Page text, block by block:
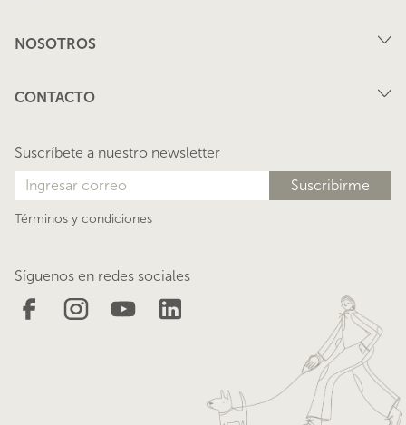
Nosotros
Blog
NOSOTROS
CONTACTO
Suscríbete a nuestro newsletter
Términos y condiciones
Síguenos en redes sociales